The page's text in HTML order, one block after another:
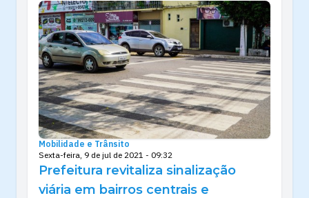
Mobilidade e Trânsito
Sexta-feira, 9 de jul de 2021 - 09:32
Prefeitura revitaliza sinalização
viária em bairros centrais e